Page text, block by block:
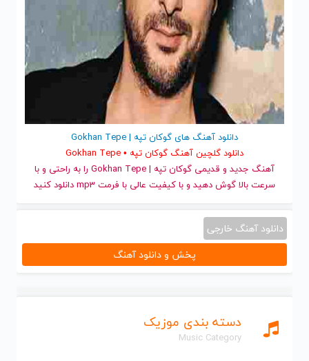
دسته بندی موزیک
Music Category
دانلود آهنگ های گوکان تپه | Gokhan Tepe
دانلود گلچین آهنگ گوکان تپه • Gokhan Tepe
آهنگ جدید
و قدیمی گوکان تپه | Gokhan Tepe را به راحتی و با
سرعت بالا گوش دهید و با کیفیت عالی با فرمت mp3 دانلود کنید
دانلود آهنگ خارجی
پخش و دانلود آهنگ